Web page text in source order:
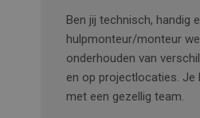
Ben jij technisch, handig
hulpmonteur/monteur
onderhouden van
en op projectlocaties. Je
met een gezellig team.